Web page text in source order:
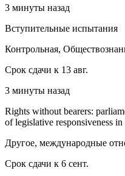
3 минуты назад
Вступительные испытания
Контрольная,
Срок сдачи к 13 авг.
3 минуты назад
Rights without bearers:
of legislative responsiveness
Другое, международные
Срок сдачи к 6 сент.